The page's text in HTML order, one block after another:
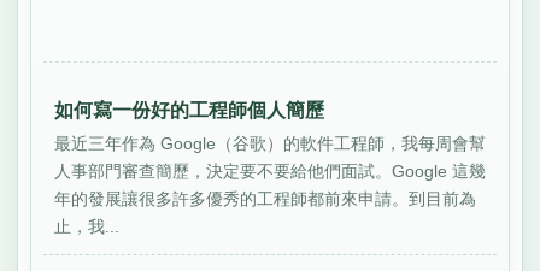
如何寫一份好的工程師個人簡歷
最近三年作為 Google（谷歌）的軟件工程師，我每周會幫
人事部門審查簡歷，決定要不要給他們面試。Google 這幾
年的發展讓很多許多優秀的工程師都前來申請。到目前為
止，我...